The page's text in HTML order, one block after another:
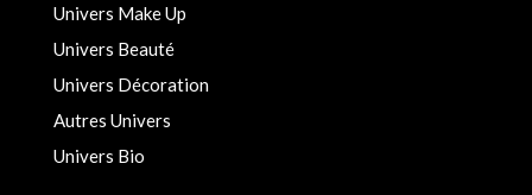
Univers Make Up
Univers Beauté
Univers Décoration
Autres Univers
Univers Bio